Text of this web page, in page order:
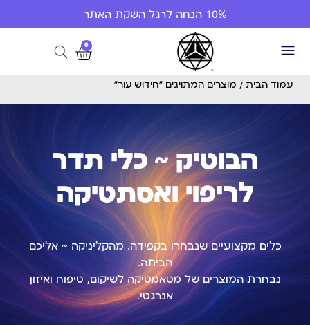
10% הנחה לרגל השקת האתר
0
עמוד הבית / מוצרים המתויגים “חידוש עור”
הבוטיק ~ כלי תדר
לריפוי ואסתטיקה
כלים מקצועיים שנבחרו בקפידה. מהקליניקה ~ אליכם
הביתה.
נבחרת המוצרים של מטאמטיקה לשיקום, טיפוח ואיזון
אנרגטי.